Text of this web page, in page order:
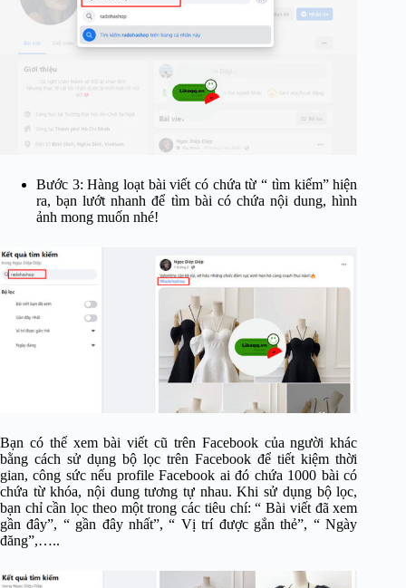
Bước 3: Hàng loạt bài viết có chứa từ “ tìm kiếm” hiện
ra, bạn lướt nhanh để tìm bài có chứa nội dung, hình
ảnh mong muốn nhé!
Bạn có thể xem bài viết cũ trên Facebook của người khác
bằng cách sử dụng bộ lọc trên Facebook để tiết kiệm thời
gian, công sức nếu profile Facebook ai đó chứa 1000 bài có
chứa từ khóa, nội dung tương tự nhau. Khi sử dụng bộ lọc,
bạn chỉ cần lọc theo một trong các tiêu chí: “ Bài viết đã xem
gần đây”, “ gần đây nhất”, “ Vị trí được gắn thẻ”, “ Ngày
đăng”,…..